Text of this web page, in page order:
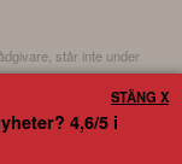
står inte under
att
indirekt härrörande
alltid fattas
ansvar för eventuell
4,6/5 i
STÄNG X